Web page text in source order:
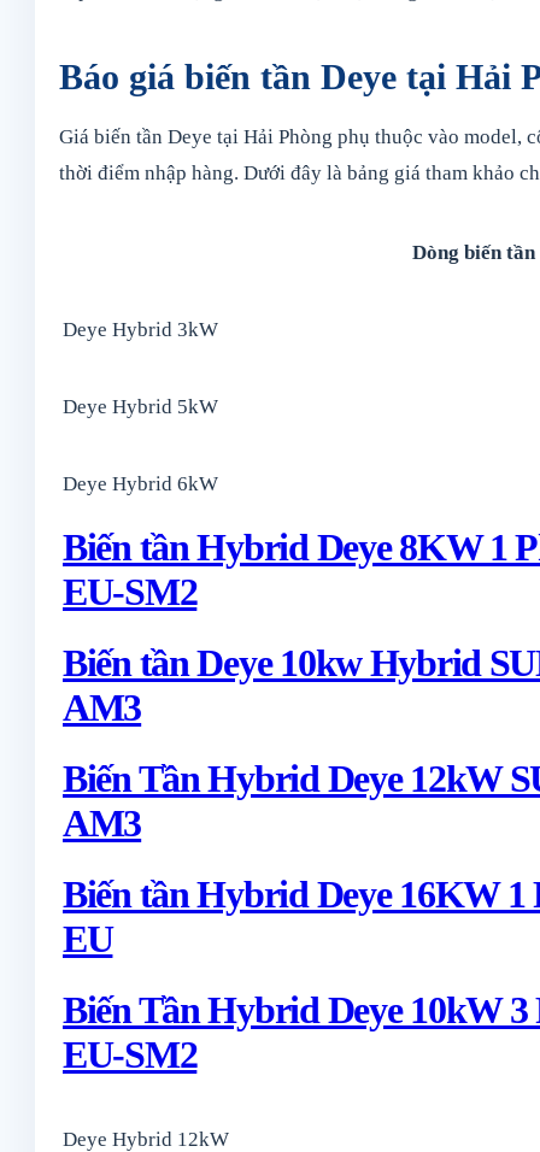
Báo giá biến tần Deye tại Hải
Giá biến tần Deye tại Hải Phòng phụ thuộc vào model,
thời điểm nhập hàng. Dưới đây là bảng giá tham khảo
Dòng biến tần
Deye Hybrid 3kW
Deye Hybrid 5kW
Deye Hybrid 6kW
Biến tần Hybrid Deye 8KW 1
EU-SM2
Biến tần Deye 10kw Hybrid
AM3
Biến Tần Hybrid Deye 12kW
AM3
Biến tần Hybrid Deye 16KW 1
EU
Biến Tần Hybrid Deye 10kW
EU-SM2
Deye Hybrid 12kW